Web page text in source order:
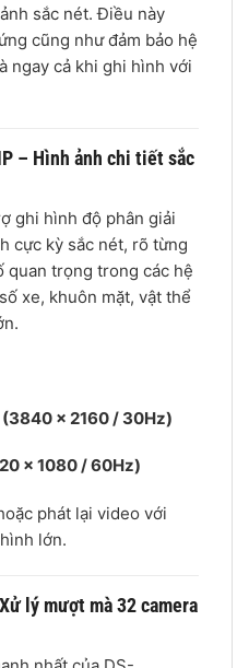
sắc nét. Điều này
cũng như đảm bảo hệ
ngay cả khi ghi hình với
– Hình ảnh chi tiết sắc
ghi hình độ phân giải
cực kỳ sắc nét, rõ từng
quan trọng trong các hệ
xe, khuôn mặt, vật thể
× 2160 / 30Hz)
× 1080 / 60Hz)
phát lại video với
lớn.
lý mượt mà 32 camera